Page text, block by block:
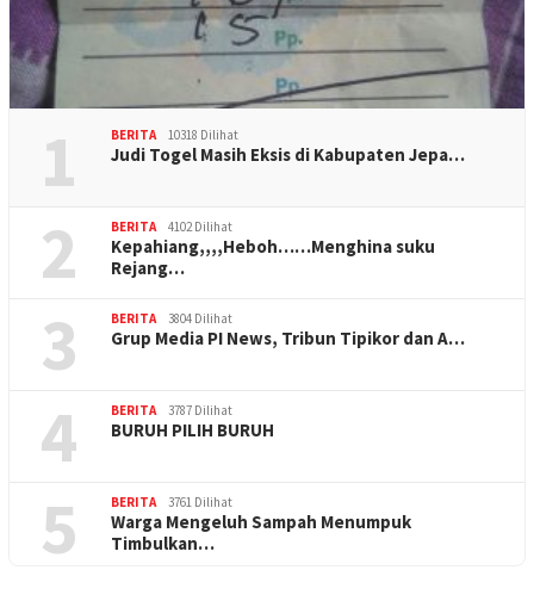
1 BERITA 10318 Dilihat
Judi Togel Masih Eksis di Kabupaten Jepa…
2 BERITA 4102 Dilihat
Kepahiang,,,,Heboh……Menghina suku
Rejang…
3 BERITA 3804 Dilihat
Grup Media PI News, Tribun Tipikor dan A…
4 BERITA 3787 Dilihat
BURUH PILIH BURUH
5 BERITA 3761 Dilihat
Warga Mengeluh Sampah Menumpuk
Timbulkan…